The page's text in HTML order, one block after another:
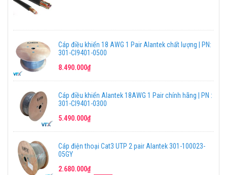
Cáp điều khiển 18 AWG 1 Pair Alantek chất lượng | PN:
301-CI9401-0500
8.490.000₫
Cáp điều khiển Alantek 18AWG 1 Pair chính hãng | PN :
301-CI9401-0300
5.490.000₫
Cáp điện thoại Cat3 UTP 2 pair Alantek 301-100023-
05GY
2.680.000₫